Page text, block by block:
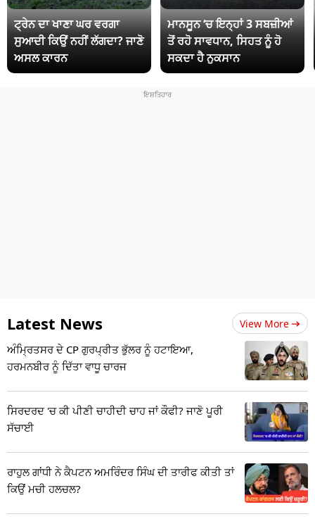
ਟ੍ਰੇਨ ਦਾ ਖਾਣਾ ਘਰ ਵਰਗਾ
ਸੁਆਦੀ ਕਿਉਂ ਨਹੀਂ ਲੱਗਦਾ? ਜਾਣੋ
ਅਸਲ ਕਾਰਨ
ਮਾਨਸੂਨ ‘ਚ ਇਨ੍ਹਾਂ 3 ਸਬਜ਼ੀਆਂ
ਤੋਂ ਰਹੋ ਸਾਵਧਾਨ, ਸਿਹਤ ਨੂੰ ਹੋ
ਸਕਦਾ ਹੈ ਨੁਕਸਾਨ
Latest News View More
ਅੰਮ੍ਰਿਤਸਰ ਦੇ CP ਗੁਰਪ੍ਰੀਤ ਭੁੱਲਰ ਨੂੰ ਹਟਾਇਆ,
ਹਰਮਨਬੀਰ ਨੂੰ ਦਿੱਤਾ ਵਾਧੂ ਚਾਰਜ
ਸਿਰਦਰਦ 'ਚ ਕੀ ਪੀਣੀ ਚਾਹੀਦੀ ਚਾਹ ਜਾਂ ਕੌਫੀ? ਜਾਣੋ ਪੂਰੀ
ਸੱਚਾਈ
ਰਾਹੁਲ ਗਾਂਧੀ ਨੇ ਕੈਪਟਨ ਅਮਰਿੰਦਰ ਸਿੰਘ ਦੀ ਤਾਰੀਫ ਕੀਤੀ ਤਾਂ
ਕਿਉਂ ਮਚੀ ਹਲਚਲ?